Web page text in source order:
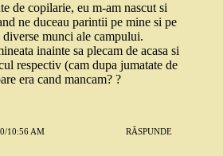
de copilarie, eu m-am nascut si
ne duceau parintii pe mine si pe
munci ale campului.
inainte sa plecam de acasa si
respectiv (cam dupa jumatate de
era cand mancam? ?
10:56 AM RĂSPUNDE